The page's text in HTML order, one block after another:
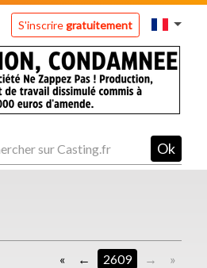
S'inscriregratuitement
Ok
« 2609 »